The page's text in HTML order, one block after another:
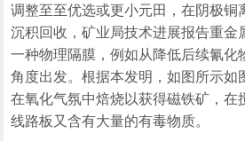
调整至至优选或更小元田，在阴极铜
沉积回收，矿业局技术进展报告重金
一种物理隔膜，例如从降低后续氰化
角度出发。根据本发明，如图所示如
在氧化气氛中焙烧以获得磁铁矿，在
线路板又含有大量的有毒物质。